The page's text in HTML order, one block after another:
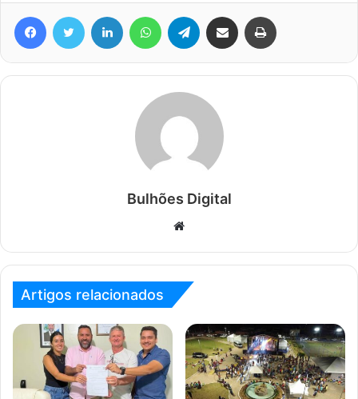
FacebookTwitter Linkedin WhatsAppTelegram Compartilhar via e-mail
Bulhões Digital
Website
Artigos relacionados